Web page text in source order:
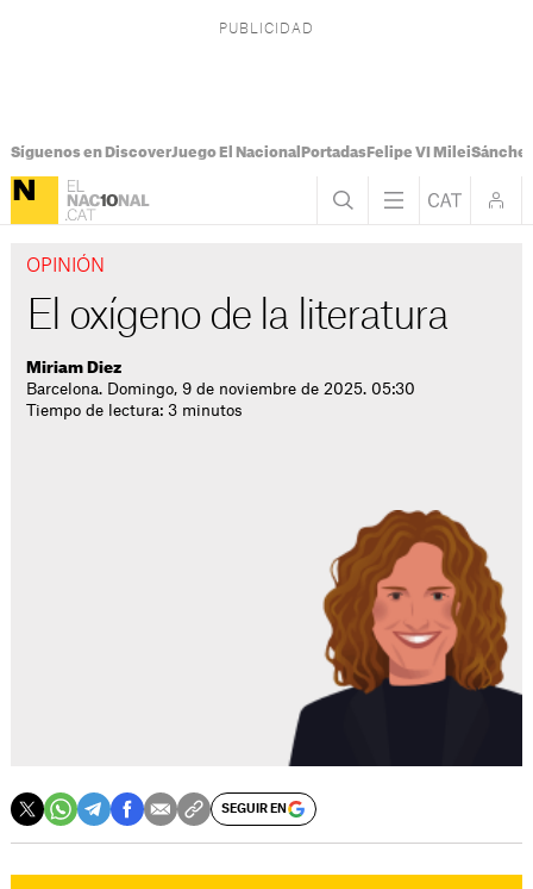
Síguenos en DiscoverJuego El Nacional PortadasFelipe VI Milei
OPINIÓN
El oxígeno de la literatura
Miriam Diez
Barcelona. Domingo, 9 de noviembre de 2025. 05:30
Tiempo de lectura: 3 minutos
SEGUIR EN